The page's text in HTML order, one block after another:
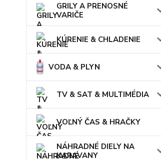
GRILY A PRENOSNÉ
VARIČE
KÚRENIE & CHLADENIE
VODA & PLYN
TV & SAT & MULTIMÉDIA
VOĽNÝ ČAS & HRAČKY
NÁHRADNÉ DIELY NA
KARAVANY